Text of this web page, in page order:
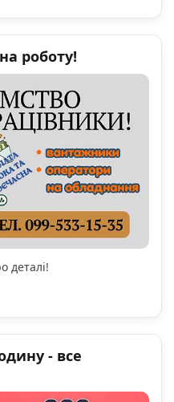
роботу!
деталі!
- все